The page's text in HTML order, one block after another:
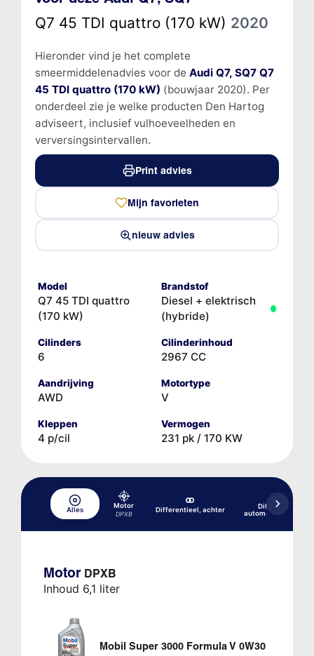
Q7 45 TDI quattro (170 kW) 2020
Hieronder vind je het complete
smeermiddelenadvies voor de Audi Q7, SQ7 Q7
45 TDI quattro (170 kW) (bouwjaar 2020). Per
onderdeel zie je welke producten Den Hartog
adviseert, inclusief vulhoeveelheden en
verversingsintervallen.
Print advies
Mijn favorieten
nieuw advies
Model
Q7 45 TDI quattro
(170 kW)
Brandstof
Diesel + elektrisch
(hybride)
Cilinders
6
Cilinderinhoud
2967 CC
Aandrijving
AWD
Motortype
V
Kleppen
4 p/cil
Vermogen
231 pk / 170 KW
Alles
Motor
DPXB
Differentieel, achter
Differentieel,
automatische
Motor DPXB
Inhoud 6,1 liter
Mobil Super 3000 Formula V 0W30